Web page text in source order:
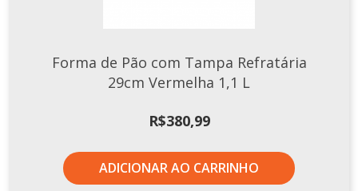
Forma de Pão com Tampa Refratária
29cm Vermelha 1,1 L
R$380,99
ADICIONAR AO CARRINHO